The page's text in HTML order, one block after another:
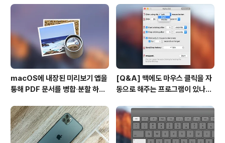
macOS에 내장된 미리보기 앱을
통해 PDF 문서를 병합∙분할 하는
[Q&A] 맥에도 마우스 클릭을 자
동으로 해주는 프로그램이 있나